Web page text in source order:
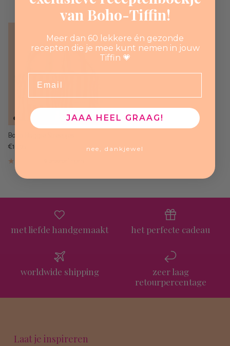
Boho-Baggie Streepjes
€16,95
met liefde handgemaakt het perfecte cadeau
worldwide shipping
zeer laag
retourpercentage
Laat je inspireren
van Boho-Tiffin!
Meer dan 60 lekkere én gezonde
recepten die je mee kunt nemen in jouw
Tiffin 💗
JAAA HEEL GRAAG!
nee, dankjewel